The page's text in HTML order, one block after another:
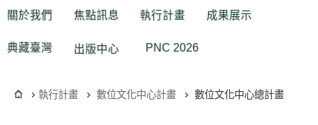
關於我們 焦點訊息 執行計畫 成果展示
典藏臺灣 出版中心 PNC 2026
執行計畫 數位文化中心計畫 數位文化中心總計畫